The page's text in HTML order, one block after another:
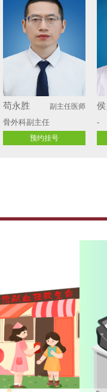
苟永胜 副主任医师
骨外科副主任
预约挂号
侯
-